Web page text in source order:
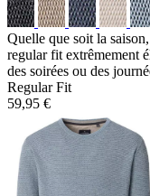
Quelle que soit la
regular fit extrêmement
des soirées ou des
Regular Fit
59,95 €